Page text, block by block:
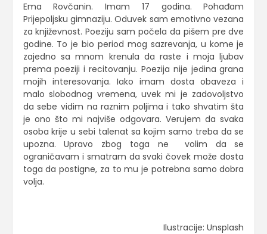
Ema Rovčanin. Imam 17 godina. Pohađam
Prijepoljsku gimnaziju. Oduvek sam emotivno vezana
za književnost. Poeziju sam počela da pišem pre dve
godine. To je bio period mog sazrevanja, u kome je
zajedno sa mnom krenula da raste i moja ljubav
prema poeziji i recitovanju. Poezija nije jedina grana
mojih interesovanja. Iako imam dosta obaveza i
malo slobodnog vremena, uvek mi je zadovoljstvo
da sebe vidim na raznim poljima i tako shvatim šta
je ono što mi najviše odgovara. Verujem da svaka
osoba krije u sebi talenat sa kojim samo treba da se
upozna. Upravo zbog toga ne volim da se
ograničavam i smatram da svaki čovek može dosta
toga da postigne, za to mu je potrebna samo dobra
volja.
Ilustracije: Unsplash